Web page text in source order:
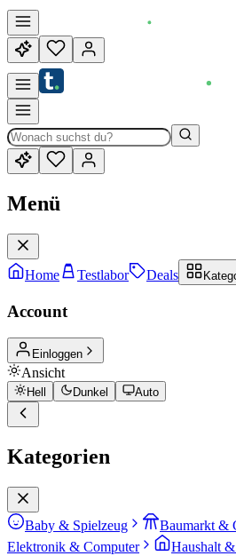
Menü
Home Testlabor Deals
Account
Einloggen
Ansicht
Hell Dunkel Auto
Kategorien
Baby & Spielzeug Baumarkt &
Elektronik & Computer
Haushalt